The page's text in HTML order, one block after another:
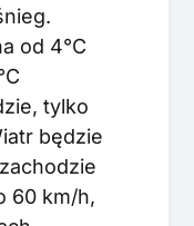
od 4°C
tylko
będzie
60 km/h,